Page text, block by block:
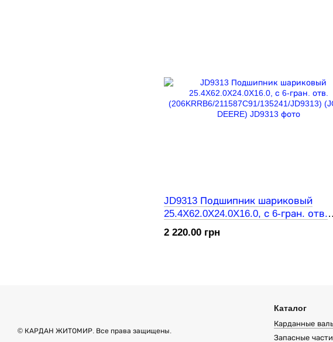
JD9313 Подшипник шариковый
25.4X62.0X24.0X16.0, с 6-гран. отв.
(206KRRB6/211587C91/135241/
(JOHN DEERE)
2 220.00 грн
© КАРДАН ЖИТОМИР. Все права защищены.
Каталог
Карданные
Запасные